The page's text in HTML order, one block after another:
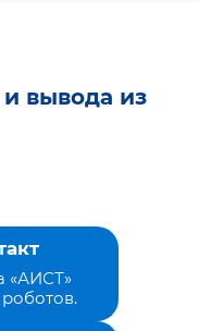
вывода из
«АИСТ»
роботов.